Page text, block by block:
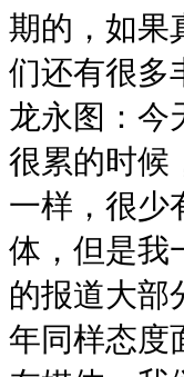
期的，如果
们还有很多
龙永图：今
很累的时候
一样，很少
体，但是我
的报道大部
年同样态度